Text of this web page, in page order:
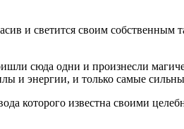
и светится своим собственным
сюда одни и произнесли
и энергии, и только самые
которого известна своими